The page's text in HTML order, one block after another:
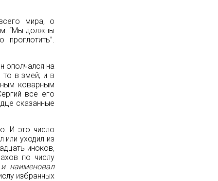
мира, о
“Мы должны
ополчался на
то в змей; и в
коварным
все его
сказанные
И это число
или уходил из
иноков,
по числу
наименовал
избранных